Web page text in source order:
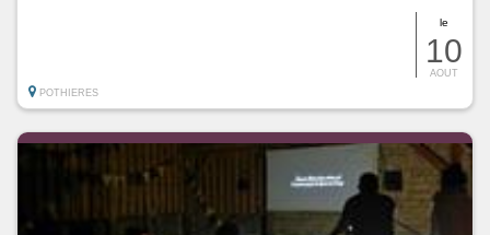
le
10
AOUT
POTHIERES